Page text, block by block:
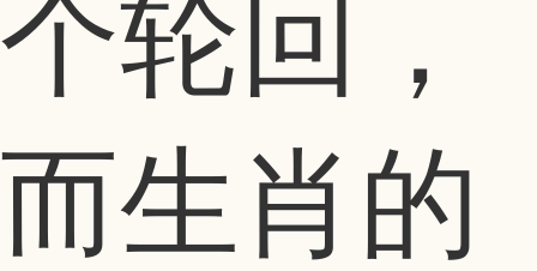
个轮回，
而生肖的